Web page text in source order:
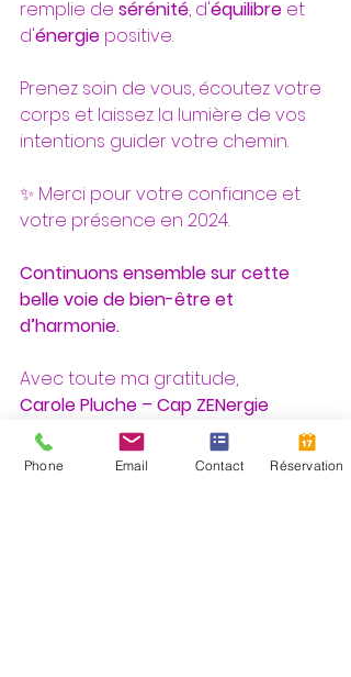
remplie de sérénité, d'équilibre et
d'énergie positive.
Prenez soin de vous, écoutez votre
corps et laissez la lumière de vos
intentions guider votre chemin.
✨ Merci pour votre confiance et
votre présence en 2024.
Continuons ensemble sur cette
belle voie de bien-être et
d’harmonie.
Avec toute ma gratitude,
Carole Pluche – Cap ZENergie
Phone Email Contact Réservation